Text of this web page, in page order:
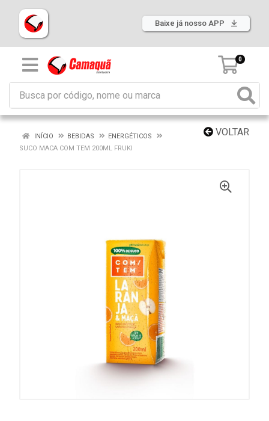
Baixe já nosso APP
0
VOLTAR
INÍCIO BEBIDAS
ENERGÉTICOS
SUCO MACA COM TEM 200ML FRUKI